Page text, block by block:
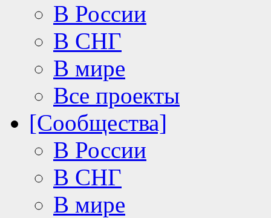
В России
В СНГ
В мире
Все проекты
[Сообщества]
В России
В СНГ
В мире